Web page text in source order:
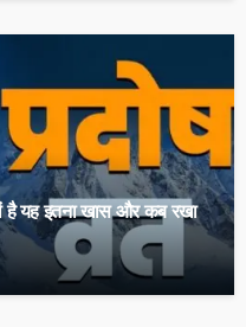
है यह इतना खास और कब रखा